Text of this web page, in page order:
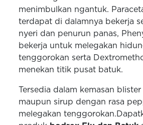
menimbulkan ngantuk.
terdapat di dalamnya bekerja
nyeri dan penurun panas,
bekerja untuk melegakan
tenggorokan serta
menekan titik pusat batuk.
Tersedia dalam kemasan
maupun sirup dengan rasa
melegakan